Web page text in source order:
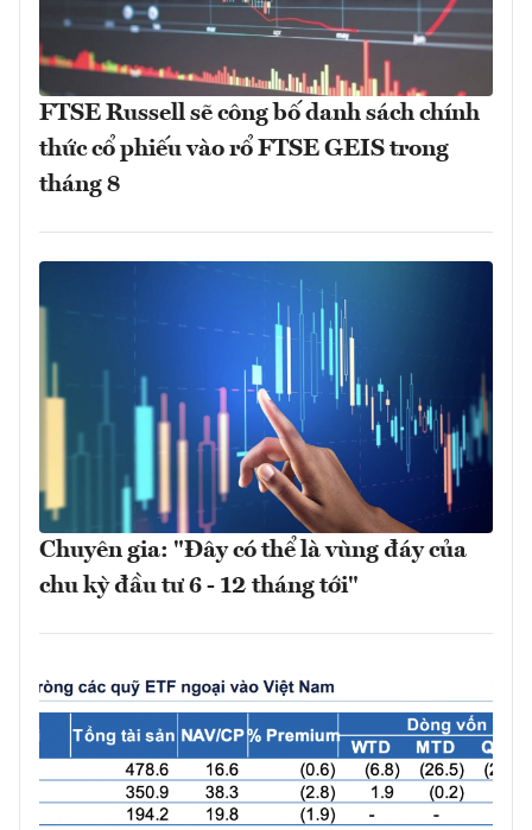
FTSE Russell sẽ công bố danh sách chính
thức cổ phiếu vào rổ FTSE GEIS trong
tháng 8
Chuyên gia: "Đây có thể là vùng đáy của
chu kỳ đầu tư 6 - 12 tháng tới"